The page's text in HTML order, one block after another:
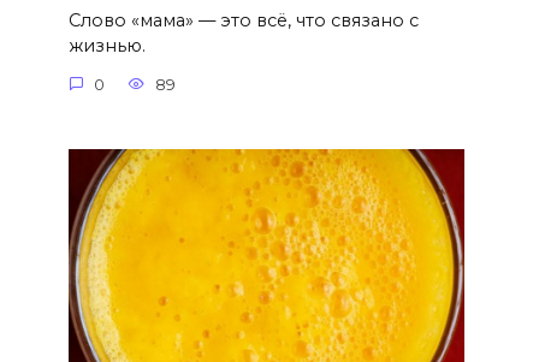
Слово «мама» — это всё, что связано с
жизнью.
0 89